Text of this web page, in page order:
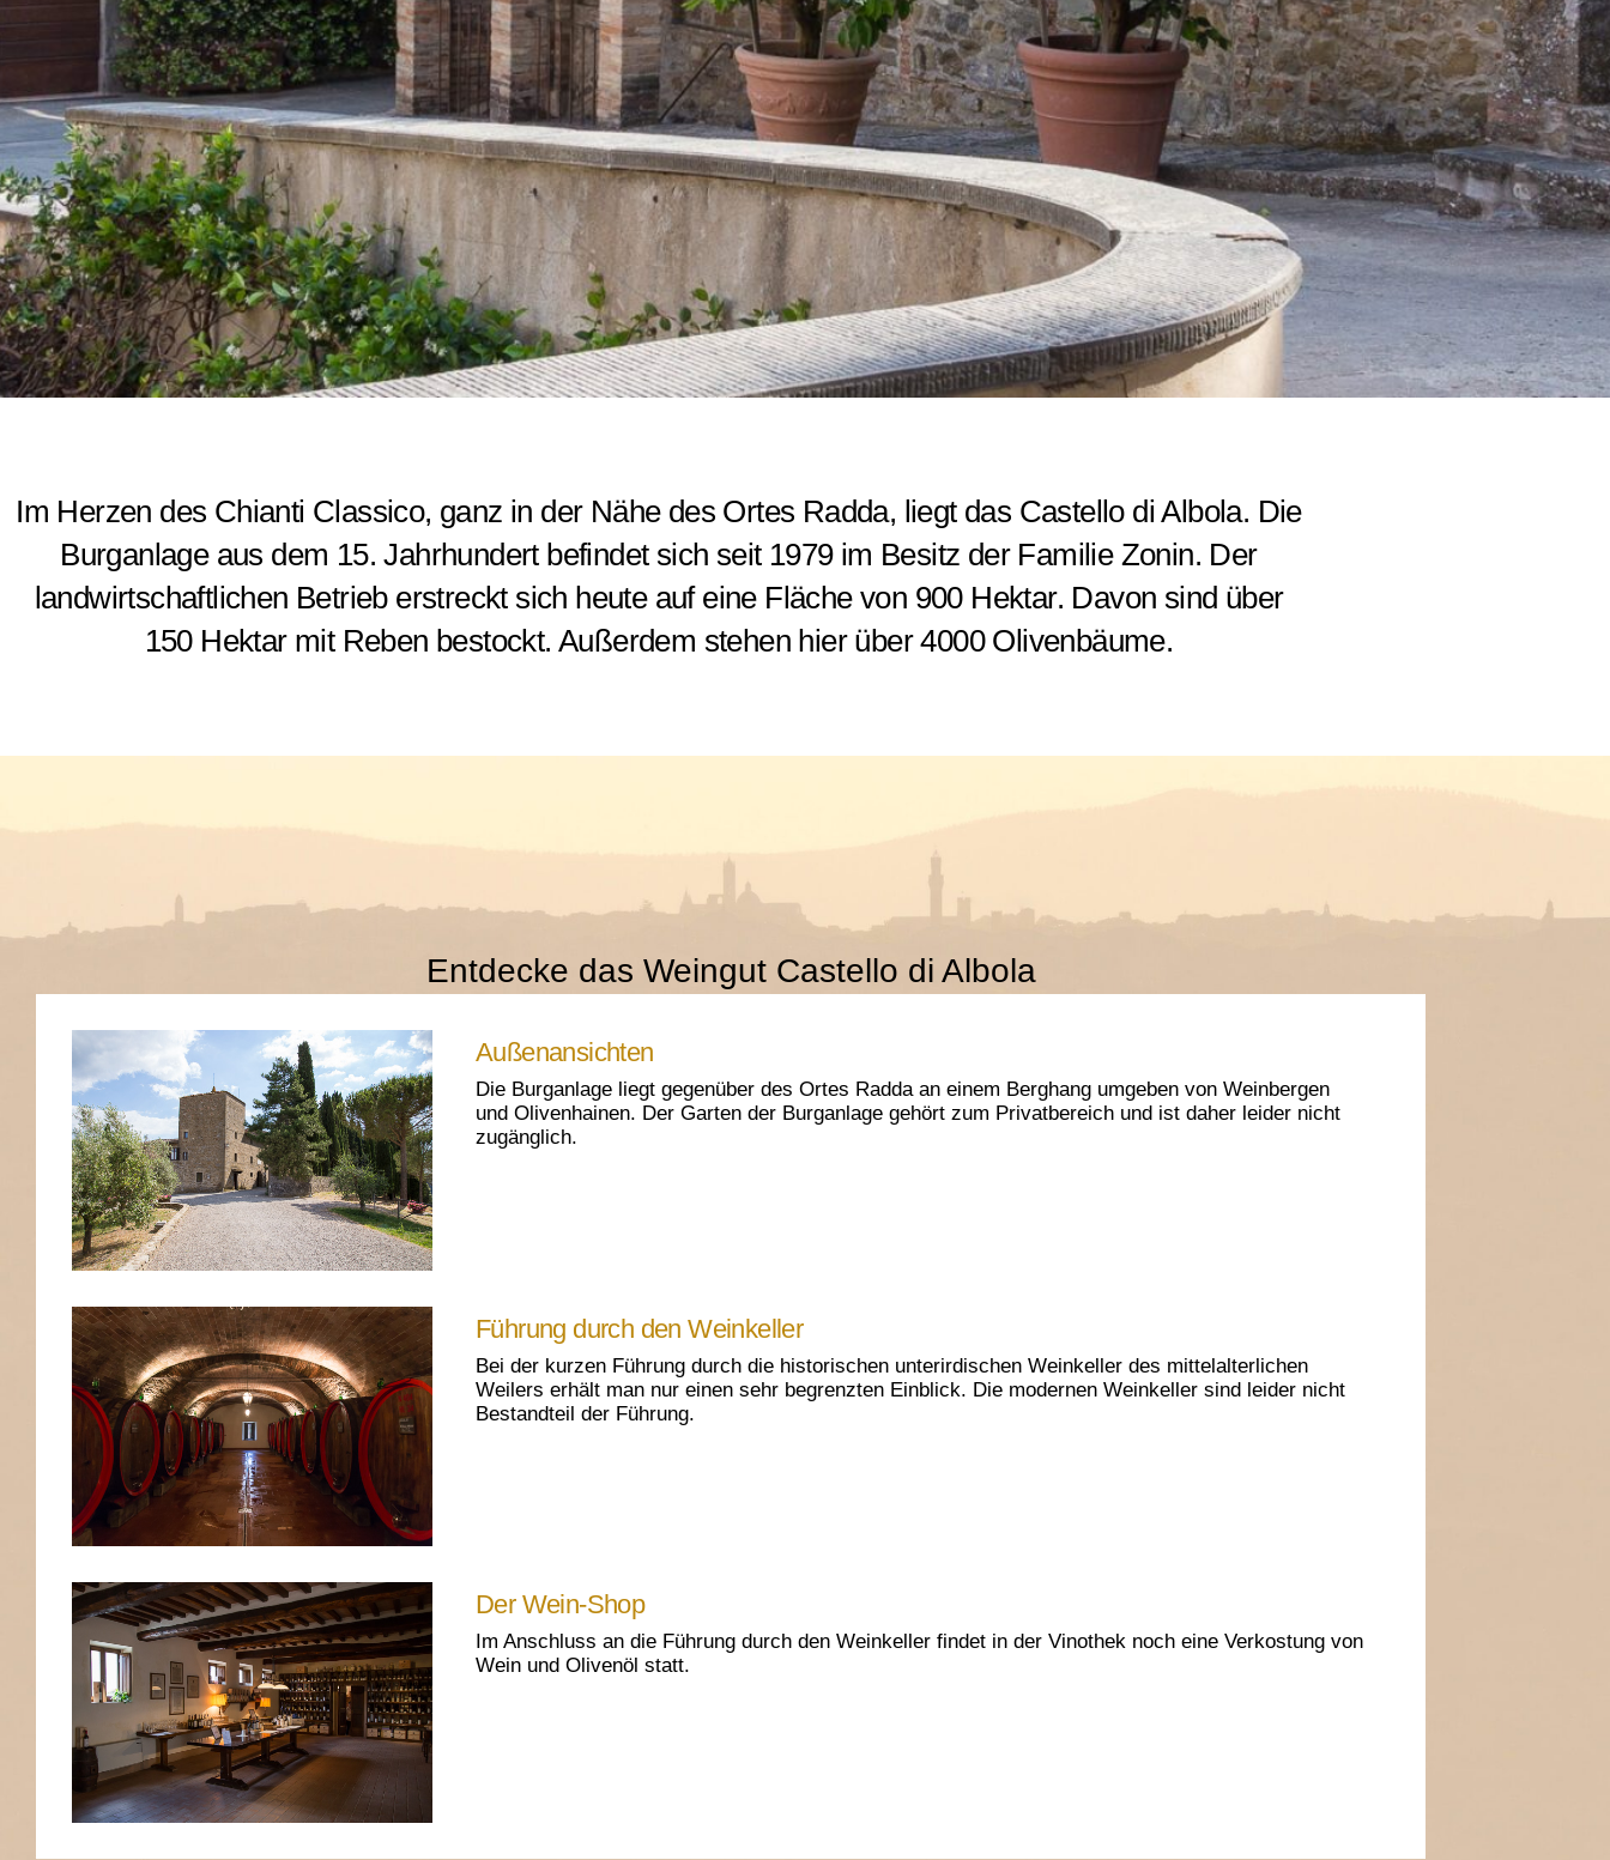
Im Herzen des Chianti Classico, ganz in der Nähe des Ortes Radda, liegt das Castello di Albola. Die
Burganlage aus dem 15. Jahrhundert befindet sich seit 1979 im Besitz der Familie Zonin. Der
landwirtschaftlichen Betrieb erstreckt sich heute auf eine Fläche von 900 Hektar. Davon sind über
150 Hektar mit Reben bestockt. Außerdem stehen hier über 4000 Olivenbäume.
Entdecke das Weingut Castello di Albola
Außenansichten
Die Burganlage liegt gegenüber des Ortes Radda an einem Berghang umgeben von Weinbergen
und Olivenhainen. Der Garten der Burganlage gehört zum Privatbereich und ist daher leider nicht
zugänglich.
Führung durch den Weinkeller
Bei der kurzen Führung durch die historischen unterirdischen Weinkeller des mittelalterlichen
Weilers erhält man nur einen sehr begrenzten Einblick. Die modernen Weinkeller sind leider nicht
Bestandteil der Führung.
Der Wein-Shop
Im Anschluss an die Führung durch den Weinkeller findet in der Vinothek noch eine Verkostung von
Wein und Olivenöl statt.